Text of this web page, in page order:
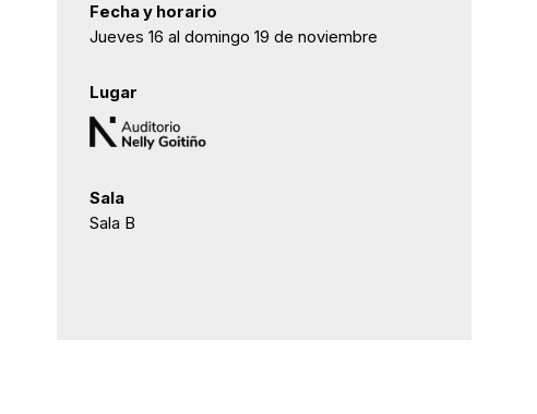
Fecha y horario
Jueves 16 al domingo 19 de noviembre
Lugar
Sala
Sala B